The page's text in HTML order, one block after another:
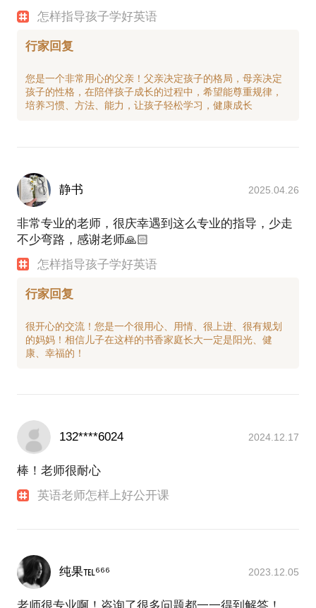
怎样指导孩子学好英语
行家回复
您是一个非常用心的父亲！父亲决定孩子的格局，母亲决定
孩子的性格，在陪伴孩子成长的过程中，希望能尊重规律，
静书 2025.04.26
非常专业的老师，很庆幸遇到这么专业的指导，少走
不少弯路，感谢老师🙏🏻
怎样指导孩子学好英语
行家回复
很开心的交流！您是一个很用心、用情、很上进、很有规划
的妈妈！相信儿子在这样的书香家庭长大一定是阳光、健
132****6024 2024.12.17
棒！老师很耐心
英语老师怎样上好公开课
纯果℡⁶⁶⁶ 2023.12.05